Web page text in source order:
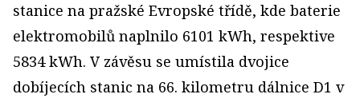
stanice na pražské Evropské třídě, kde baterie
elektromobilů naplnilo 6101 kWh, respektive
5834 kWh. V závěsu se umístila dvojice
dobíjecích stanic na 66. kilometru dálnice D1 v